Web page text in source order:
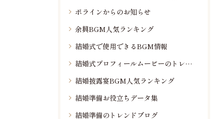
ポラインからのお知らせ
余興BGM人気ランキング
結婚式で使用できるBGM情報
結婚式プロフィールムービーのトレンド情報
結婚披露宴BGM人気ランキング
結婚準備お役立ちデータ集
結婚準備のトレンドブログ